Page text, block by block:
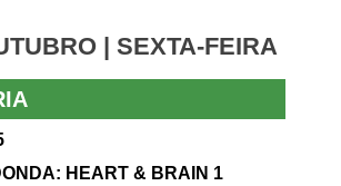
| SEXTA-FEIRA
HEART & BRAIN 1